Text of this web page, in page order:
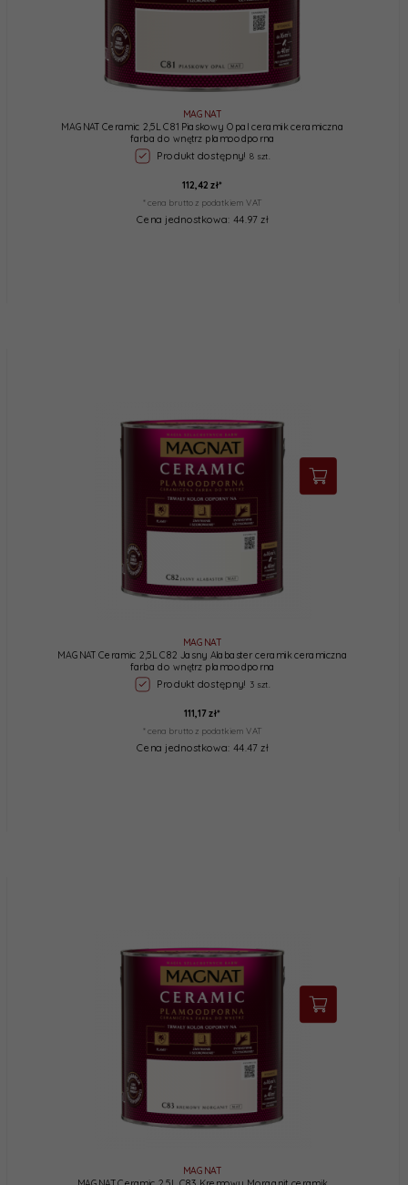
MAGNAT
MAGNAT Ceramic 2,5L C81 Piaskowy Opal ceramik ceramiczna
farba do wnętrz plamoodporna
Produkt dostępny! 8 szt.
112,42 zł*
* cena brutto z podatkiem VAT
Cena jednostkowa: 44.97 zł
MAGNAT
MAGNAT Ceramic 2,5L C82 Jasny Alabaster ceramik ceramiczna
farba do wnętrz plamoodporna
Produkt dostępny! 3 szt.
111,17 zł*
* cena brutto z podatkiem VAT
Cena jednostkowa: 44.47 zł
MAGNAT